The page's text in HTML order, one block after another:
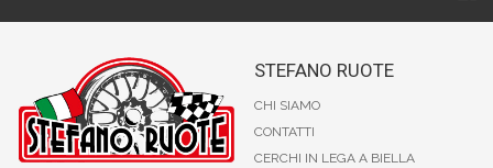
STEFANO RUOTE
CHI SIAMO
CONTATTI
CERCHI IN LEGA A BIELLA